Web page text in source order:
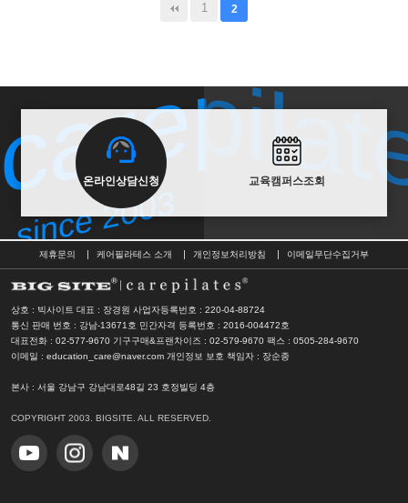
1 2
온라인상담신청 교육캠퍼스조회
since 2003
since 2003
제휴문의 케어필라테스 소개 개인정보처리방침 이메일무단수집거부
상호 : 빅사이트 대표 : 장경원 사업자등록번호 : 220-04-88724
통신 판매 번호 : 강남-13671호 민간자격 등록번호 : 2016-004472호
대표전화 : 02-577-9670 기구구매&프랜차이즈 : 02-579-9670 팩스 : 0505-284-9670
이메일 : education_care@naver.com 개인정보 보호 책임자 : 장순종
본사 : 서울 강남구 강남대로48길 23 호정빌딩 4층
COPYRIGHT 2003. BIGSITE. ALL RESERVED.